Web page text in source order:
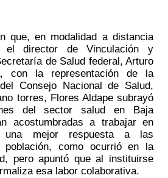
que, en modalidad a distancia
el director de Vinculación y
de Salud federal, Arturo
con la representación de la
Consejo Nacional de Salud,
torres, Flores Aldape subrayó
del sector salud en Baja
acostumbradas a trabajar en
mejor respuesta a las
población, como ocurrió en la
pero apuntó que al instituirse
esa labor colaborativa.